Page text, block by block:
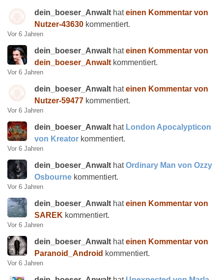
dein_boeser_Anwalt hateinen Kommentar von
Nutzer-43630 kommentiert.
Vor 6 Jahren
dein_boeser_Anwalt hateinen Kommentar von
dein_boeser_Anwalt kommentiert.
Vor 6 Jahren
dein_boeser_Anwalt hateinen Kommentar von
Nutzer-59477 kommentiert.
Vor 6 Jahren
dein_boeser_Anwalt hat London Apocalypticon
von Kreator kommentiert.
Vor 6 Jahren
dein_boeser_Anwalt hatOrdinary Man von Ozzy
Osbourne kommentiert.
Vor 6 Jahren
dein_boeser_Anwalt hateinen Kommentar von
SAREK kommentiert.
Vor 6 Jahren
dein_boeser_Anwalt hateinen Kommentar von
Paranoid_Android kommentiert.
Vor 6 Jahren